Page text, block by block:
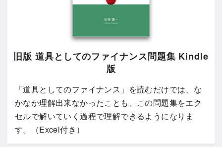
旧版 道具としてのファイナンス問題集 Kindle
版
「道具としてのファイナンス」を読むだけでは、な
かなか理解出来なかったことも、この問題集をエク
セルで解いていく過程で理解できるようになりま
す。（Excel付き）